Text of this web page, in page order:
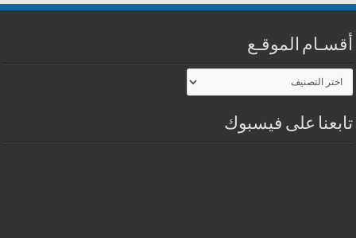
أقسـام الموقـع
أقسـام
الموقـع
تابعنا على فيسبوك